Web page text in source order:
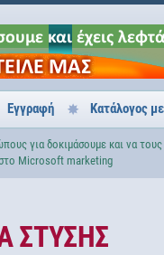
Εγγραφή Κατάλογος
για δοκιμάσουμε και να
Microsoft marketing
ΣΤΥΣΗΣ